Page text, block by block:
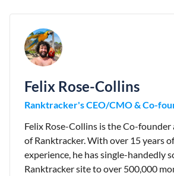
Felix Rose-Collins
Ranktracker's CEO/CMO & Co-
Felix Rose-Collins is the Co-
of Ranktracker. With over 15 years
experience, he has single-handedly
Ranktracker site to over 500,000